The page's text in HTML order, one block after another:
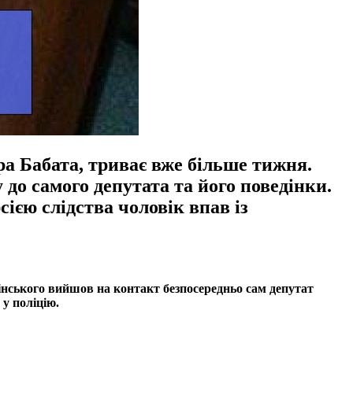
Бабата, триває вже більше тижня.
самого депутата та його поведінки.
слідства чоловік впав із
вийшов на контакт безпосередньо сам депутат
поліцію.